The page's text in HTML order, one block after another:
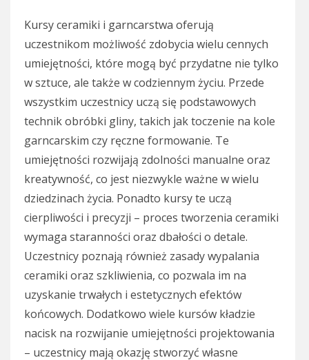
Kursy ceramiki i garncarstwa oferują
uczestnikom możliwość zdobycia wielu cennych
umiejętności, które mogą być przydatne nie tylko
w sztuce, ale także w codziennym życiu. Przede
wszystkim uczestnicy uczą się podstawowych
technik obróbki gliny, takich jak toczenie na kole
garncarskim czy ręczne formowanie. Te
umiejętności rozwijają zdolności manualne oraz
kreatywność, co jest niezwykle ważne w wielu
dziedzinach życia. Ponadto kursy te uczą
cierpliwości i precyzji – proces tworzenia ceramiki
wymaga staranności oraz dbałości o detale.
Uczestnicy poznają również zasady wypalania
ceramiki oraz szkliwienia, co pozwala im na
uzyskanie trwałych i estetycznych efektów
końcowych. Dodatkowo wiele kursów kładzie
nacisk na rozwijanie umiejętności projektowania
– uczestnicy mają okazję stworzyć własne